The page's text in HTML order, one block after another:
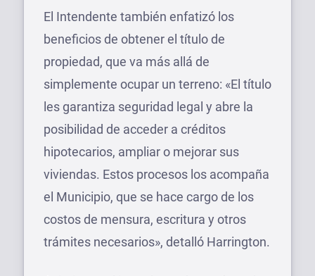
El Intendente también enfatizó los
beneficios de obtener el título de
propiedad, que va más allá de
simplemente ocupar un terreno: «El título
les garantiza seguridad legal y abre la
posibilidad de acceder a créditos
hipotecarios, ampliar o mejorar sus
viviendas. Estos procesos los acompaña
el Municipio, que se hace cargo de los
costos de mensura, escritura y otros
trámites necesarios», detalló Harrington.